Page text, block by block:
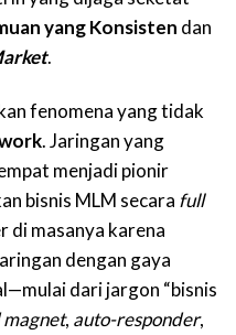
yang Konsisten dan
.
fenomena yang tidak
. Jaringan yang
menjadi pionir
bisnis MLM secara full
di masanya karena
dengan gaya
dari jargon “bisnis
magnet, auto-responder,